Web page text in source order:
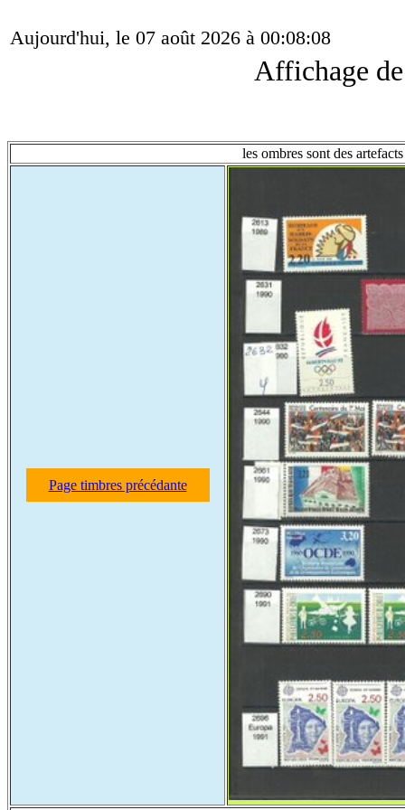
Aujourd'hui, le 07 août 2026 à 00:08:08
Affichage
les ombres sont des
Page timbres précédante